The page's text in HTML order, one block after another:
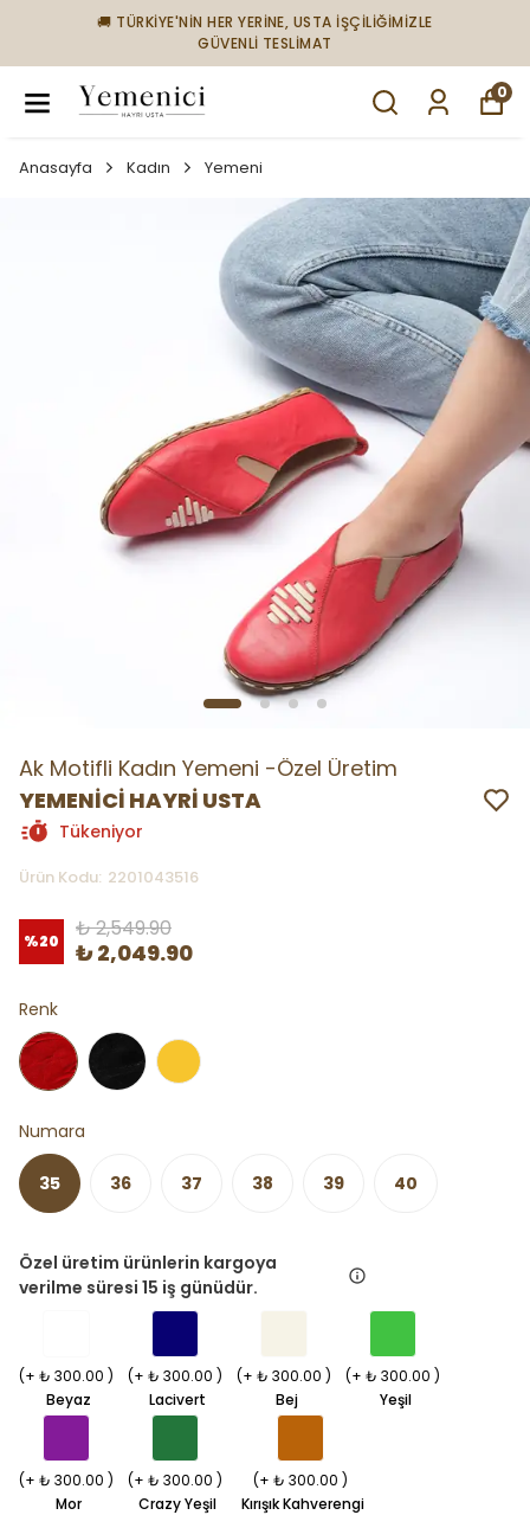
🚚 TÜRKİYE'NİN HER YERİNE, USTA İŞÇİLİĞİMİZLE
GÜVENLİ TESLİMAT
0
Anasayfa Kadın Yemeni
Ak Motifli Kadın Yemeni -Özel Üretim
YEMENİCİ HAYRİ USTA
Tükeniyor
Ürün Kodu: 2201043516
%20 ₺ 2,549.90
₺ 2,049.90
Renk
Numara
35 36 37 38 39 40
Özel üretim ürünlerin kargoya
verilme süresi 15 iş günüdür.
(+ ₺ 300.00 )
Beyaz
(+ ₺ 300.00 )
Lacivert
(+ ₺ 300.00 )
Bej
(+ ₺ 300.00 )
Yeşil
(+ ₺ 300.00 )
Mor
(+ ₺ 300.00 )
Crazy Yeşil
(+ ₺ 300.00 )
Kırışık Kahverengi